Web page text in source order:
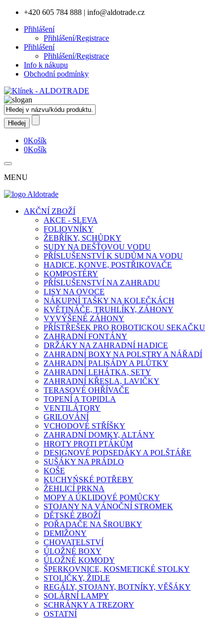
+420 605 784 888 | info@aldotrade.cz
Přihlášení
Přihlášení/Registrace
Přihlášení
Přihlášení/Registrace
Info k nákupu
Obchodní podmínky
0Košík
0Košík
MENU
AKČNÍ ZBOŽÍ
AKCE - SLEVA
FOLIOVNÍKY
ŽEBŘÍKY, SCHŮDKY
SUDY NA DEŠŤOVOU VODU
PŘÍSLUŠENSTVÍ K SUDŮM NA VODU
HADICE, KONVE, POSTŘIKOVAČE
KOMPOSTÉRY
PŘÍSLUŠENSTVÍ NA ZAHRADU
LISY NA OVOCE
NÁKUPNÍ TAŠKY NA KOLEČKÁCH
KVĚTINÁČE, TRUHLÍKY, ZÁHONY
VYVÝŠENÉ ZÁHONY
PŘÍSTŘEŠEK PRO ROBOTICKOU SEKAČKU
ZAHRADNÍ FONTÁNY
DRŽÁKY NA ZAHRADNÍ HADICE
ZAHRADNÍ BOXY NA POLSTRY A NÁŘADÍ
ZAHRADNÍ PALISÁDY A PLŮTKY
ZAHRADNÍ LEHÁTKA, SETY
ZAHRADNÍ KŘESLA, LAVIČKY
TERASOVÉ OHŘÍVAČE
TOPENÍ A TOPIDLA
VENTILÁTORY
GRILOVÁNÍ
VCHODOVÉ STŘÍŠKY
ZAHRADNÍ DOMKY, ALTÁNY
HROTY PROTI PTÁKŮM
DESIGNOVÉ PODSEDÁKY A POLŠTÁŘE
SUŠÁKY NA PRÁDLO
KOŠE
KUCHYŃSKÉ POTŘEBY
ŽEHLICÍ PRKNA
MOPY A ÚKLIDOVÉ POMŮCKY
STOJANY NA VÁNOČNÍ STROMEK
DĚTSKÉ ZBOŽÍ
POŘADAČE NA ŠROUBKY
DEMIŽONY
CHOVATELSTVÍ
ÚLOŽNÉ BOXY
ÚLOŽNÉ KOMODY
ŠPERKOVNICE, KOSMETICKÉ STOLKY
STOLIČKY, ŽIDLE
REGÁLY, STOJANY, BOTNÍKY, VĚŠÁKY
SOLÁRNÍ LAMPY
SCHRÁNKY A TREZORY
OSTATNÍ